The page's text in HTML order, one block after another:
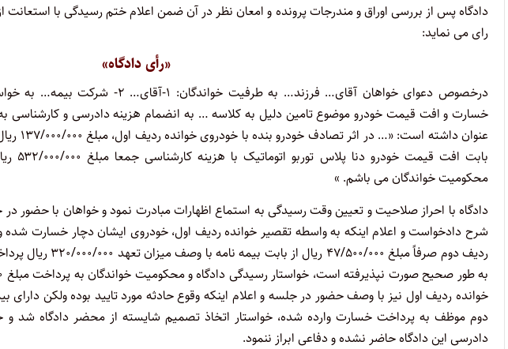
دادگاه پس از بررسی اوراق و مندرجات پرونده و امعان نظر در آن ضمن اعلام ختم رسیدگی با
رای می نماید:
«رأی دادگاه»
خسارت و افت قیمت خودرو موضوع تامین دلیل به کلاسه … به انضمام هزینه دادرسی و
بابت
محکومیت خواندگان می باشم. »
دادگاه با احراز صلاحیت و تعیین وقت رسیدگی به استماع اظهارات مبادرت نمود و خواهان با حضور
شرح دادخواست و اعلام اینکه به واسطه تقصیر خوانده ردیف اول، خودروی ایشان دچار خسارت شده
ردیف دوم صرفاً مبلغ
خوانده ردیف اول نیز با وصف حضور در جلسه و اعلام اینکه وقوع حادثه مورد تایید بوده ولکن دارای
دوم موظف به پرداخت خسارت وارده شده، خواستار اتخاذ تصمیم شایسته از محضر دادگاه شد و
دادرسی این دادگاه حاضر نشده و دفاعی ابراز ننمود.